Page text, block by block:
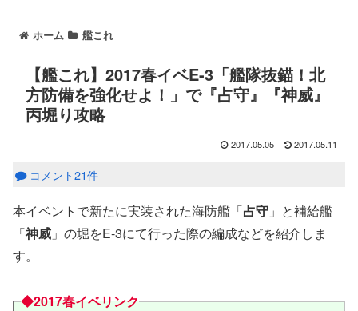
ホーム 艦これ
【艦これ】2017春イベE-3「艦隊抜錨！北
方防備を強化せよ！」で『占守』『神威』
丙堀り攻略
2017.05.05 2017.05.11
コメント21件
本イベントで新たに実装された海防艦「占守 」と補給艦
「神威 」の堀をE-3にて行った際の編成などを紹介しま
す。
◆2017春イベリンク